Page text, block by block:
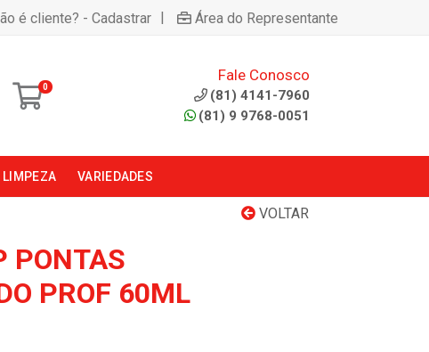
é cliente? - Cadastrar | Área do Representante
0
Fale Conosco
(81) 4141-7960
(81) 9 9768-0051
LIMPEZA VARIEDADES
VOLTAR
PONTAS
PROF 60ML